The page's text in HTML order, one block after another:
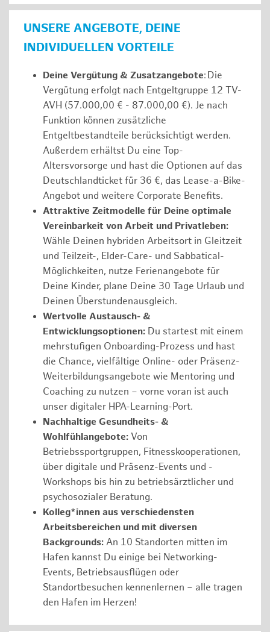
UNSERE ANGEBOTE, DEINE
INDIVIDUELLEN VORTEILE
Deine Vergütung & Zusatzangebote: Die
Vergütung erfolgt nach Entgeltgruppe 12 TV-
AVH (57.000,00 € - 87.000,00 €). Je nach
Funktion können zusätzliche
Entgeltbestandteile berücksichtigt werden.
Außerdem erhältst Du eine Top-
Altersvorsorge und hast die Optionen auf das
Deutschlandticket für 36 €, das Lease-a-Bike-
Angebot und weitere Corporate Benefits.
Attraktive Zeitmodelle für Deine optimale
Vereinbarkeit von Arbeit und Privatleben:
Wähle Deinen hybriden Arbeitsort in Gleitzeit
und Teilzeit-, Elder-Care- und Sabbatical-
Möglichkeiten, nutze Ferienangebote für
Deine Kinder, plane Deine 30 Tage Urlaub und
Deinen Überstundenausgleich.
Wertvolle Austausch- &
Entwicklungsoptionen: Du startest mit einem
mehrstufigen Onboarding-Prozess und hast
die Chance, vielfältige Online- oder Präsenz-
Weiterbildungsangebote wie Mentoring und
Coaching zu nutzen – vorne voran ist auch
unser digitaler HPA-Learning-Port.
Nachhaltige Gesundheits- &
Wohlfühlangebote: Von
Betriebssportgruppen, Fitnesskooperationen,
über digitale und Präsenz-Events und -
Workshops bis hin zu betriebsärztlicher und
psychosozialer Beratung.
Kolleg*innen aus verschiedensten
Arbeitsbereichen und mit diversen
Backgrounds: An 10 Standorten mitten im
Hafen kannst Du einige bei Networking-
Events, Betriebsausflügen oder
Standortbesuchen kennenlernen – alle tragen
den Hafen im Herzen!